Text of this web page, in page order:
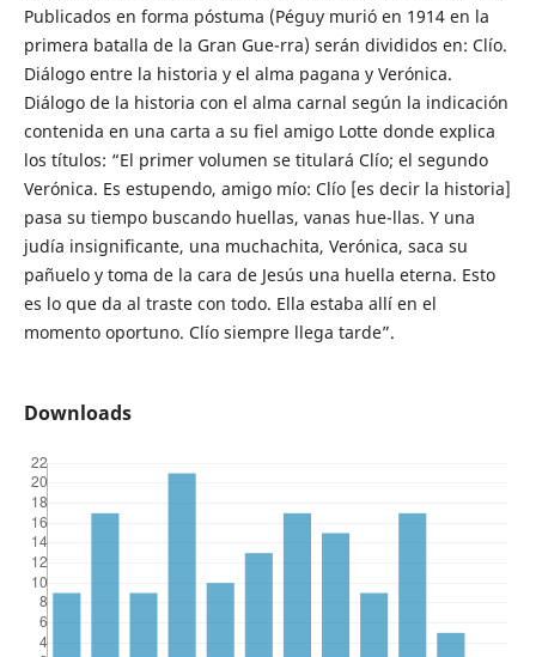
Publicados en forma póstuma (Péguy murió en 1914 en la
primera batalla de la Gran Gue-rra) serán divididos en: Clío.
Diálogo entre la historia y el alma pagana y Verónica.
Diálogo de la historia con el alma carnal según la indicación
contenida en una carta a su fiel amigo Lotte donde explica
los títulos: “El primer volumen se titulará Clío; el segundo
Verónica. Es estupendo, amigo mío: Clío [es decir la historia]
pasa su tiempo buscando huellas, vanas hue-llas. Y una
judía insignificante, una muchachita, Verónica, saca su
pañuelo y toma de la cara de Jesús una huella eterna. Esto
es lo que da al traste con todo. Ella estaba allí en el
momento oportuno. Clío siempre llega tarde”.
Downloads